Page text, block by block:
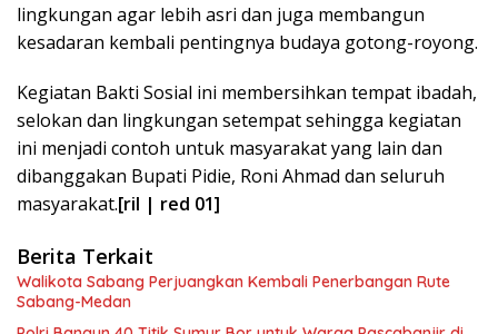
lingkungan agar lebih asri dan juga membangun
kesadaran kembali pentingnya budaya gotong-royong.
Kegiatan Bakti Sosial ini membersihkan tempat ibadah,
selokan dan lingkungan setempat sehingga kegiatan
ini menjadi contoh untuk masyarakat yang lain dan
dibanggakan Bupati Pidie, Roni Ahmad dan seluruh
masyarakat.[ril | red 01]
Berita Terkait
Walikota Sabang Perjuangkan Kembali Penerbangan Rute
Sabang-Medan